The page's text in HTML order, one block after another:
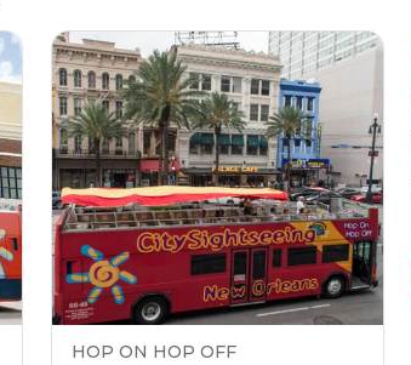
HOP ON HOP OFF